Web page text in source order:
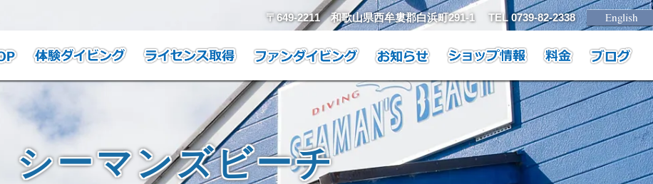
〒649-2211 和歌山県西牟婁郡白浜町291-1 TEL 0739-82-2338
シーマンズビーチ